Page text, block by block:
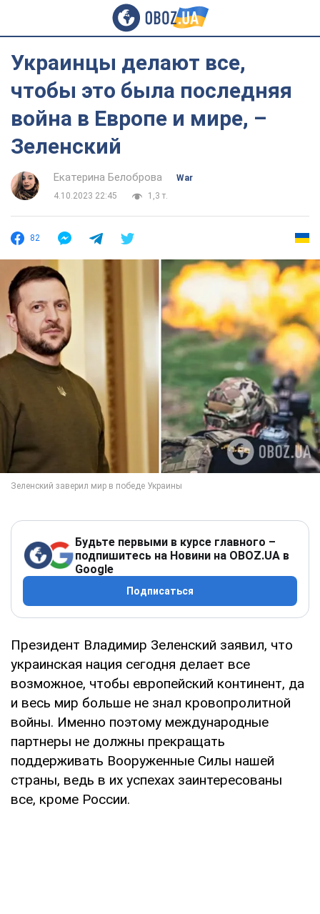
Украинцы делают все,
чтобы это была последняя
война в Европе и мире, –
Зеленский
Екатерина Белоброва
War
4.10.2023 22:45
1,3 т.
82
Будьте первыми в курсе главного –
подпишитесь на Новини на OBOZ.UA в
Google
Подписаться
Президент Владимир Зеленский заявил, что
украинская нация сегодня делает все
возможное, чтобы европейский континент, да
и весь мир больше не знал кровопролитной
войны. Именно поэтому международные
партнеры не должны прекращать
поддерживать Вооруженные Силы нашей
страны, ведь в их успехах заинтересованы
все, кроме России.